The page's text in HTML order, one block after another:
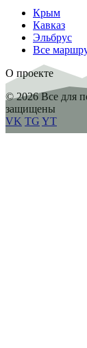
Крым
Кавказ
Эльбрус
Все
О проекте
© 2026 Все для
защищены
VK TG YT